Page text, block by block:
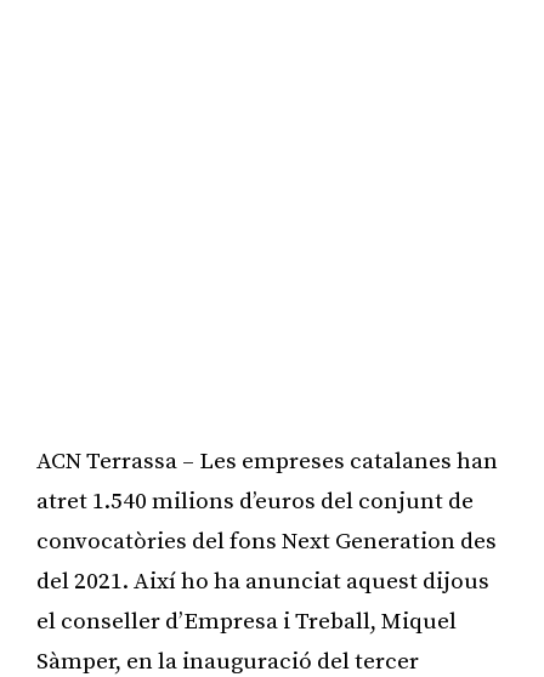
ACN Terrassa – Les empreses catalanes han
atret 1.540 milions d’euros del conjunt de
convocatòries del fons Next Generation des
del 2021. Així ho ha anunciat aquest dijous
el conseller d’Empresa i Treball, Miquel
Sàmper, en la inauguració del tercer